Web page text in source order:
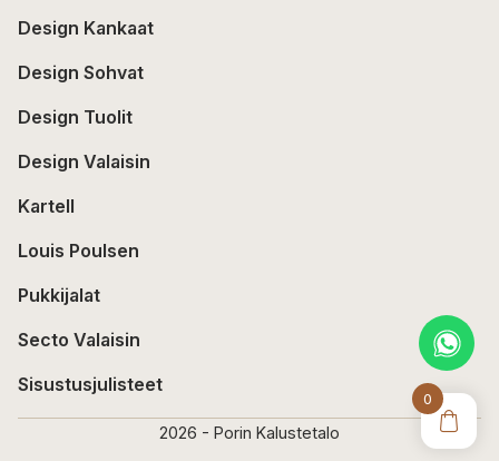
0
Design Kankaat
Design Sohvat
Design Tuolit
Design Valaisin
Kartell
Louis Poulsen
Pukkijalat
Secto Valaisin
Sisustusjulisteet
2026 - Porin Kalustetalo